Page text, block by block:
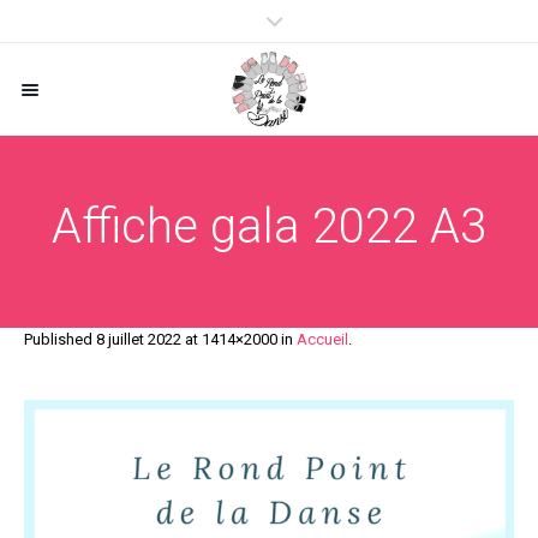
Affiche gala 2022 A3
Published 8 juillet 2022 at 1414×2000 in Accueil .